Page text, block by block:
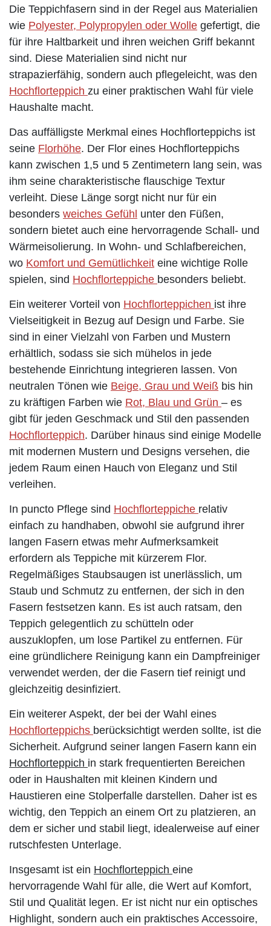
Die Teppichfasern sind in der Regel aus Materialien
wie Polyester, Polypropylen oder Wolle gefertigt, die
für ihre Haltbarkeit und ihren weichen Griff bekannt
sind. Diese Materialien sind nicht nur
strapazierfähig, sondern auch pflegeleicht, was den
Hochflorteppich zu einer praktischen Wahl für viele
Haushalte macht.
Das auffälligste Merkmal eines Hochflorteppichs ist
seine Florhöhe. Der Flor eines Hochflorteppichs
kann zwischen 1,5 und 5 Zentimetern lang sein, was
ihm seine charakteristische flauschige Textur
verleiht. Diese Länge sorgt nicht nur für ein
besonders weiches Gefühl unter den Füßen,
sondern bietet auch eine hervorragende Schall- und
Wärmeisolierung. In Wohn- und Schlafbereichen,
wo Komfort und Gemütlichkeit eine wichtige Rolle
spielen, sind Hochflorteppiche besonders beliebt.
Ein weiterer Vorteil von Hochflorteppichen ist ihre
Vielseitigkeit in Bezug auf Design und Farbe. Sie
sind in einer Vielzahl von Farben und Mustern
erhältlich, sodass sie sich mühelos in jede
bestehende Einrichtung integrieren lassen. Von
neutralen Tönen wie Beige, Grau und Weiß bis hin
zu kräftigen Farben wie Rot, Blau und Grün – es
gibt für jeden Geschmack und Stil den passenden
Hochflorteppich. Darüber hinaus sind einige Modelle
mit modernen Mustern und Designs versehen, die
jedem Raum einen Hauch von Eleganz und Stil
verleihen.
In puncto Pflege sind Hochflorteppiche relativ
einfach zu handhaben, obwohl sie aufgrund ihrer
langen Fasern etwas mehr Aufmerksamkeit
erfordern als Teppiche mit kürzerem Flor.
Regelmäßiges Staubsaugen ist unerlässlich, um
Staub und Schmutz zu entfernen, der sich in den
Fasern festsetzen kann. Es ist auch ratsam, den
Teppich gelegentlich zu schütteln oder
auszuklopfen, um lose Partikel zu entfernen. Für
eine gründlichere Reinigung kann ein Dampfreiniger
verwendet werden, der die Fasern tief reinigt und
gleichzeitig desinfiziert.
Ein weiterer Aspekt, der bei der Wahl eines
Hochflorteppichs berücksichtigt werden sollte, ist die
Sicherheit. Aufgrund seiner langen Fasern kann ein
Hochflorteppich in stark frequentierten Bereichen
oder in Haushalten mit kleinen Kindern und
Haustieren eine Stolperfalle darstellen. Daher ist es
wichtig, den Teppich an einem Ort zu platzieren, an
dem er sicher und stabil liegt, idealerweise auf einer
rutschfesten Unterlage.
Insgesamt ist ein Hochflorteppich eine
hervorragende Wahl für alle, die Wert auf Komfort,
Stil und Qualität legen. Er ist nicht nur ein optisches
Highlight, sondern auch ein praktisches Accessoire,